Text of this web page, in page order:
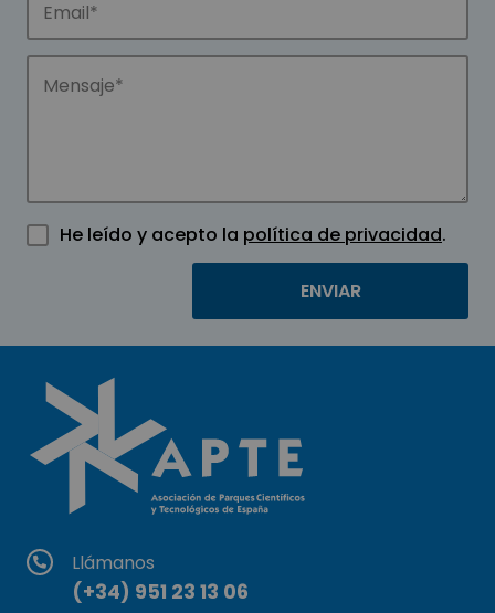
He leído y acepto la política de privacidad.
Llámanos
(+34) 951 23 13 06